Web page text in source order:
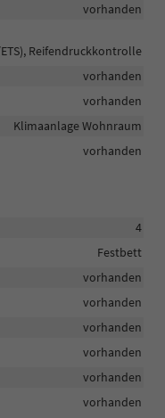
vorhanden
Reifendruckkontrolle
vorhanden
vorhanden
Klimaanlage Wohnraum
vorhanden
4
Festbett
vorhanden
vorhanden
vorhanden
vorhanden
vorhanden
vorhanden